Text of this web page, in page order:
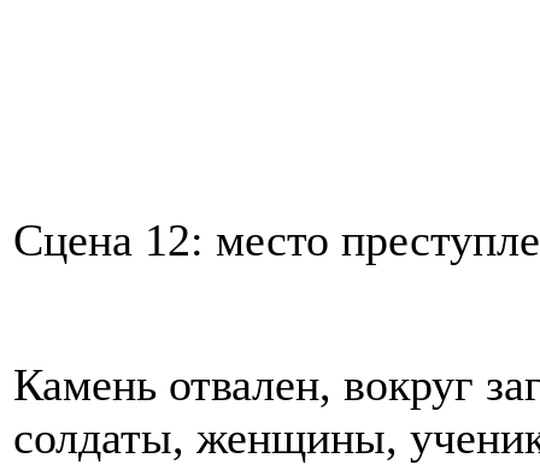
Сцена 12: место
Камень отвален, вокруг
солдаты, женщины,